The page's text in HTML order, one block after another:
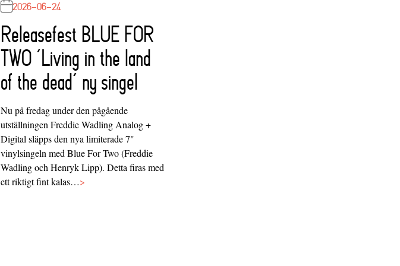
2026-06-24
Releasefest BLUE FOR
TWO ‘Living in the land
of the dead’ ny singel
Nu på fredag under den pågående
utställningen Freddie Wadling Analog +
Digital släpps den nya limiterade 7"
vinylsingeln med Blue For Two (Freddie
Wadling och Henryk Lipp). Detta firas med
ett riktigt fint kalas…>